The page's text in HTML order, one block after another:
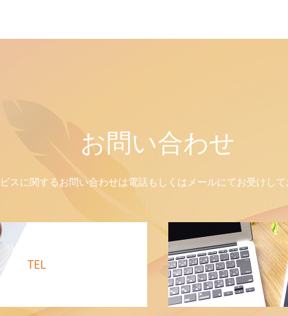
お問い合わせ
スに関するお問い合わせは電話もしくはメールにてお受けして
TEL